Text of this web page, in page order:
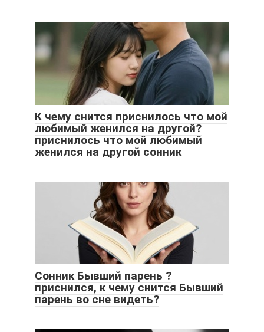
К чему снится приснилось что мой
любимый женился на другой?
приснилось что мой любимый
женился на другой сонник
Сонник Бывший парень ?
приснился, к чему снится Бывший
парень во сне видеть?